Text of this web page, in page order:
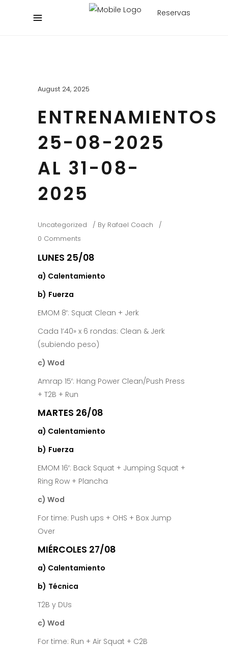
Reservas
August 24, 2025
ENTRENAMIENTOS
25-08-2025
AL 31-08-
2025
Uncategorized By Rafael Coach
0 Comments
LUNES 25/08
a) Calentamiento
b) Fuerza
EMOM 8′: Squat Clean + Jerk
Cada 1’40» x 6 rondas: Clean & Jerk
(subiendo peso)
c) Wod
Amrap 15′: Hang Power Clean/Push Press
+ T2B + Run
MARTES 26/08
a) Calentamiento
b) Fuerza
EMOM 16′: Back Squat + Jumping Squat +
Ring Row + Plancha
c) Wod
For time: Push ups + OHS + Box Jump
Over
MIÉRCOLES 27/08
a) Calentamiento
b) Técnica
T2B y DUs
c) Wod
For time: Run + Air Squat + C2B